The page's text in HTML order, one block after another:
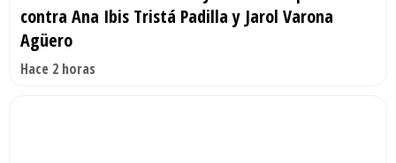
contra Ana Ibis Tristá Padilla y Jarol Varona
Agüero
Hace 2 horas